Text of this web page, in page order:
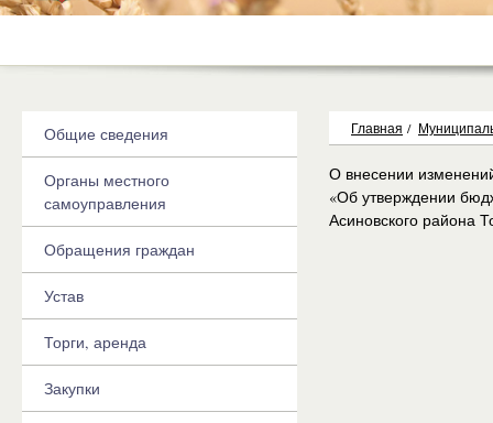
Главная /
О внесении
«Об утверждении
Асиновского района
Общие сведения
Органы местного
самоуправления
Обращения граждан
Устав
Торги, аренда
Закупки